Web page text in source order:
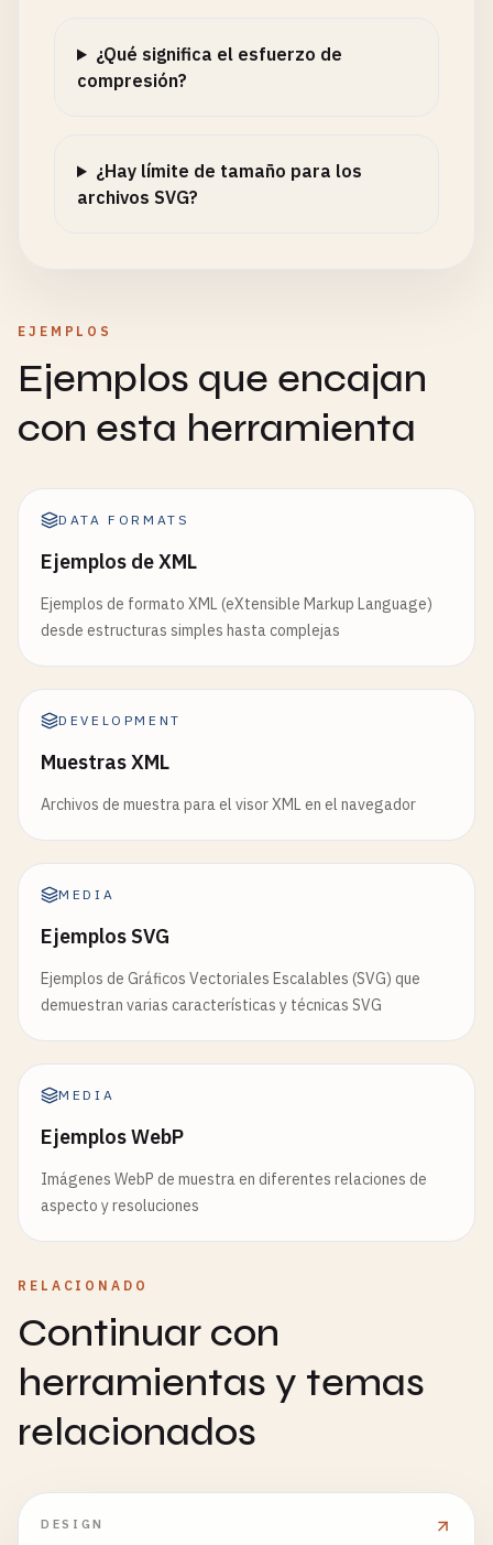
¿Qué significa el esfuerzo de
compresión?
¿Hay límite de tamaño para los
archivos SVG?
EJEMPLOS
Ejemplos que encajan
con esta herramienta
DATA FORMATS
Ejemplos de XML
Ejemplos de formato XML (eXtensible Markup Language)
desde estructuras simples hasta complejas
DEVELOPMENT
Muestras XML
Archivos de muestra para el visor XML en el navegador
MEDIA
Ejemplos SVG
Ejemplos de Gráficos Vectoriales Escalables (SVG) que
demuestran varias características y técnicas SVG
MEDIA
Ejemplos WebP
Imágenes WebP de muestra en diferentes relaciones de
aspecto y resoluciones
RELACIONADO
Continuar con
herramientas y temas
relacionados
DESIGN